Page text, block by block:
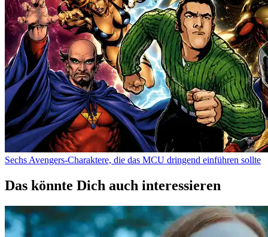
Sechs Avengers-Charaktere, die das MCU dringend einführen sollte
Das könnte Dich auch interessieren